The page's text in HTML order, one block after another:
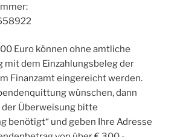
Euro können ohne amtliche
mit dem Einzahlungsbeleg der
Finanzamt eingereicht werden.
wünschen, dann
Überweisung bitte
benötigt“ und geben Ihre Adresse